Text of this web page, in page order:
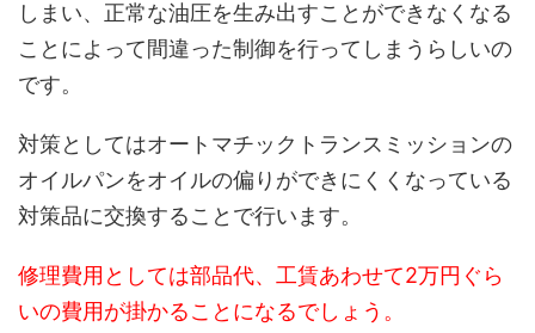
しまい、正常な油圧を生み出すことができなくなる
ことによって間違った制御を行ってしまうらしいの
です。
対策としてはオートマチックトランスミッションの
オイルパンをオイルの偏りができにくくなっている
対策品に交換することで行います。
修理費用としては部品代、工賃あわせて2万円ぐら
いの費用が掛かることになるでしょう。